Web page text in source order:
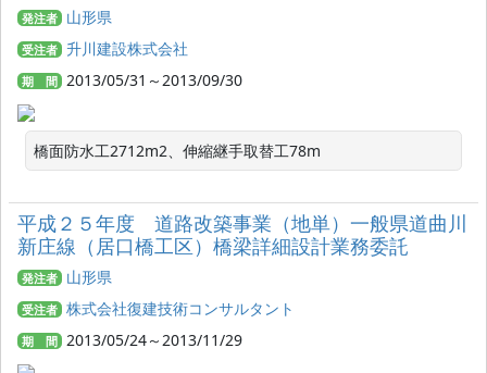
発注者 山形県
受注者 升川建設株式会社
期 間 2013/05/31～2013/09/30
橋面防水工2712m2、伸縮継手取替工78m
平成２５年度 道路改築事業（地単）一般県道曲川
新庄線（居口橋工区）橋梁詳細設計業務委託
発注者 山形県
受注者 株式会社復建技術コンサルタント
期 間 2013/05/24～2013/11/29